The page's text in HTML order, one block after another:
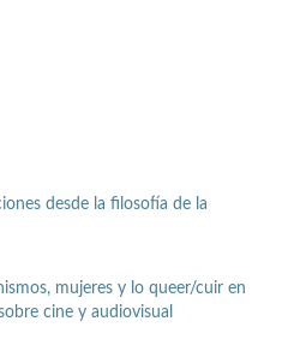
desde la filosofía de la
mujeres y lo queer/cuir en
cine y audiovisual